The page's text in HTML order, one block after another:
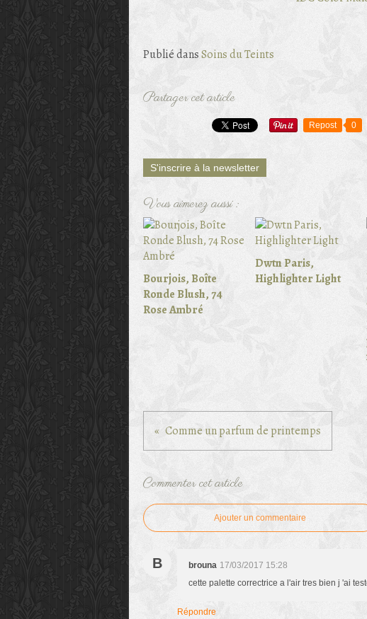
Publié dansSoins du Teints
Partager cet article
Repost 0
S'inscrire à la newsletter
Vous aimerez aussi :
Bourjois, Boîte
Ronde Blush, 74
Rose Ambré
Dwtn Paris,
Highlighter Light
Comme un parfum de printemps
Commenter cet article
Ajouter un commentaire
B brouna 17/03/2017 15:28
cette palette correctrice a l'air tres bien j 'ai
Répondre